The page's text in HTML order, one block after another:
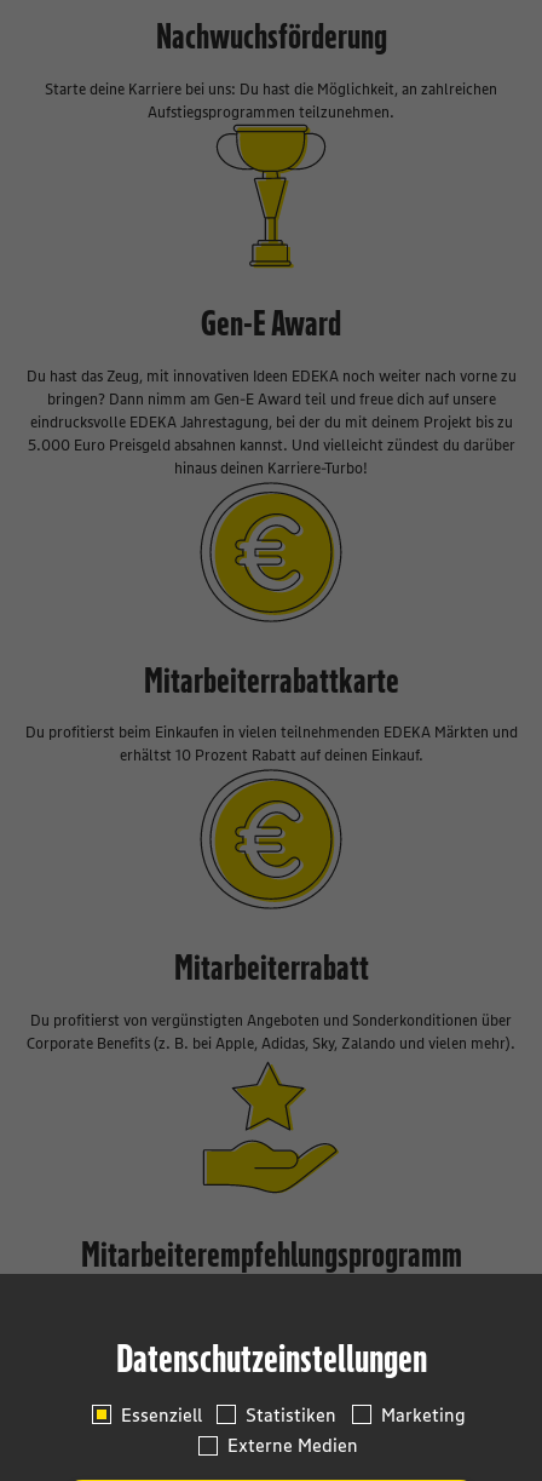
Nachwuchsförderung
Starte deine Karriere bei uns: Du hast die Möglichkeit, an zahlreichen
Aufstiegsprogrammen teilzunehmen.
Gen-E Award
Du hast das Zeug, mit innovativen Ideen EDEKA noch weiter nach vorne zu
bringen? Dann nimm am Gen-E Award teil und freue dich auf unsere
eindrucksvolle EDEKA Jahrestagung, bei der du mit deinem Projekt bis zu
5.000 Euro Preisgeld absahnen kannst. Und vielleicht zündest du darüber
hinaus deinen Karriere-Turbo!
Mitarbeiterrabattkarte
Du profitierst beim Einkaufen in vielen teilnehmenden EDEKA Märkten und
erhältst 10 Prozent Rabatt auf deinen Einkauf.
Mitarbeiterrabatt
Du profitierst von vergünstigten Angeboten und Sonderkonditionen über
Corporate Benefits (z. B. bei Apple, Adidas, Sky, Zalando und vielen mehr).
Mitarbeiterempfehlungsprogramm
Sachprämien.
Datenschutzeinstellungen
Essenziell Statistiken
Marketing
Externe Medien